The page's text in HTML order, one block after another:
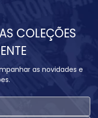
COLEÇÕES
as novidades e